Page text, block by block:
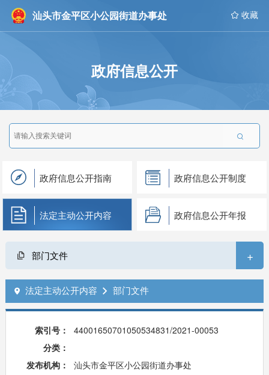
汕头市金平区小公园街道办事处  收藏
政府信息公开

政府信息公开指南 政府信息公开制度
法定主动公开内容 政府信息公开年报
部门文件 +
 法定主动公开内容  部门文件
索引号：
44001650701050534831/2021-00053
分类：
发布机构：
汕头市金平区小公园街道办事处